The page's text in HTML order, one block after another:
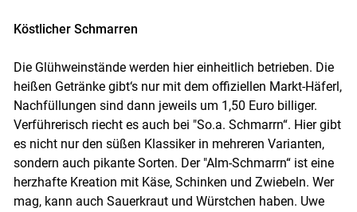
Köstlicher Schmarren
Die Glühweinstände werden hier einheitlich betrieben. Die
heißen Getränke gibt‘s nur mit dem offiziellen Markt-Häferl,
Nachfüllungen sind dann jeweils um 1,50 Euro billiger.
Verführerisch riecht es auch bei "So.a. Schmarrn“. Hier gibt
es nicht nur den süßen Klassiker in mehreren Varianten,
sondern auch pikante Sorten. Der "Alm-Schmarrn“ ist eine
herzhafte Kreation mit Käse, Schinken und Zwiebeln. Wer
mag, kann auch Sauerkraut und Würstchen haben. Uwe